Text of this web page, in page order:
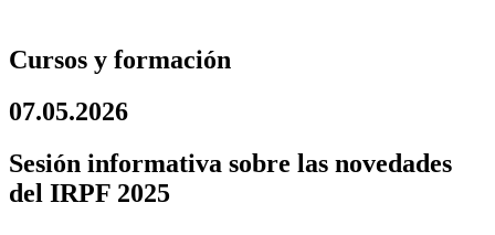
Cursos y formación
07.05.2026
Sesión informativa sobre las novedades
del IRPF 2025